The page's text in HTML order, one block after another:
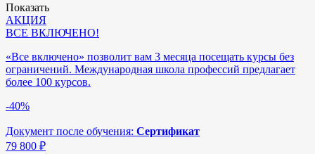
Показать
АКЦИЯ
ВСЕ ВКЛЮЧЕНО!
«Все включено» позволит вам 3 месяца посещать курсы без
ограничений. Международная школа профессий предлагает
более 100 курсов.
-40%
Документ после обучения: Сертификат
79 800 ₽